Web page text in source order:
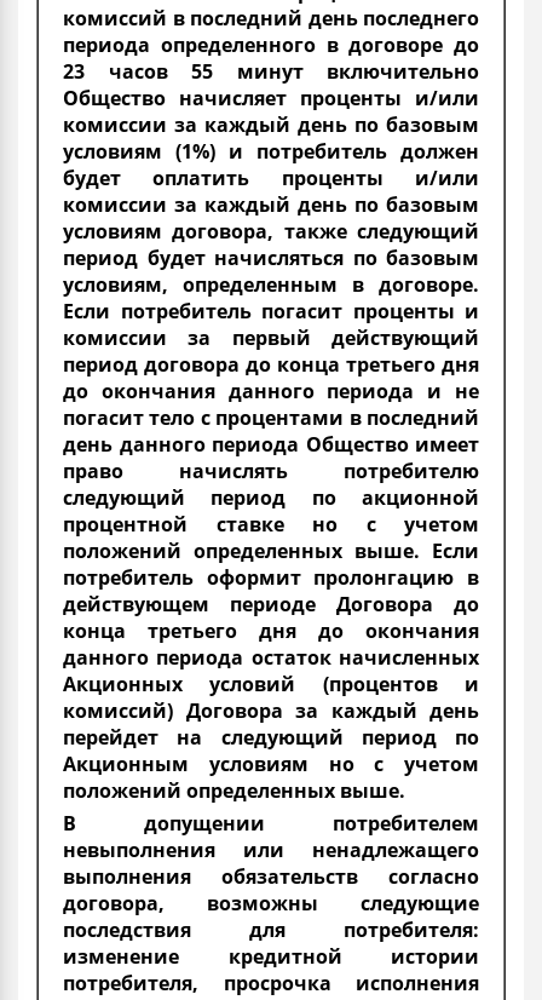
комиссий в последний день последнего
периода определенного в договоре до
23 часов 55 минут включительно
Общество начисляет проценты и/или
комиссии за каждый день по базовым
условиям (1%) и потребитель должен
будет оплатить проценты и/или
комиссии за каждый день по базовым
условиям договора, также следующий
период будет начисляться по базовым
условиям, определенным в договоре.
Если потребитель погасит проценты и
комиссии за первый действующий
период договора до конца третьего дня
до окончания данного периода и не
погасит тело с процентами в последний
день данного периода Общество имеет
право начислять потребителю
следующий период по акционной
процентной ставке но с учетом
положений определенных выше. Если
потребитель оформит пролонгацию в
действующем периоде Договора до
конца третьего дня до окончания
данного периода остаток начисленных
Акционных условий (процентов и
комиссий) Договора за каждый день
перейдет на следующий период по
Акционным условиям но с учетом
положений определенных выше.
В допущении потребителем
невыполнения или ненадлежащего
выполнения обязательств согласно
договора, возможны следующие
последствия для потребителя:
изменение кредитной истории
потребителя, просрочка исполнения